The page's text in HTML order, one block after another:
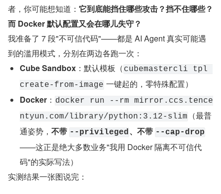
者，你可能想知道： 它到底能挡住哪些攻击？挡不住哪些？
而 Docker 默认配置又会在哪儿失守？
我准备了 7 段"不可信代码"——都是 AI Agent 真实可能遇
到的滥用模式，分别在两边各跑一次：
Cube Sandbox ：默认模板（ cubemastercli tpl
create-from-image 一键起的，零特殊配置）
Docker ： docker run --rm mirror.ccs.tence
ntyun.com/library/python:3.12-slim
（最普
通姿势， 不带 --privileged、不带 --cap-drop
——这正是绝大多数业务"我用 Docker 隔离不可信代
码"的实际写法）
实测结果一张图说完：